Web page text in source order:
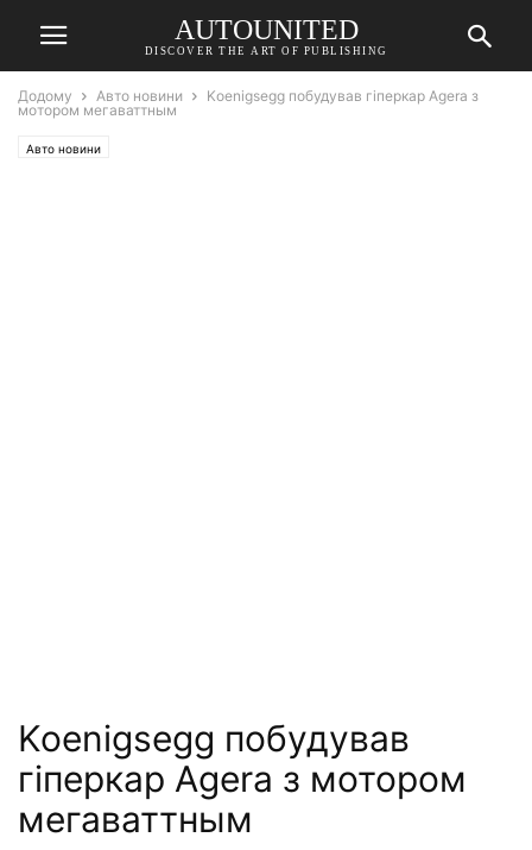
AUTOUNITED
DISCOVER THE ART OF PUBLISHING
Додому Авто новини
Koenigsegg побудував гіперкар Agera з
мотором мегаваттным
Авто новини
Koenigsegg побудував
гіперкар Agera з мотором
мегаваттным